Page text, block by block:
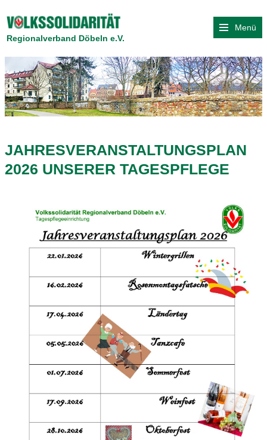
Regionalverband Döbeln e.V.
Menü
JAHRESVERANSTALTUNGSPLAN
2026 UNSERER TAGESPFLEGE